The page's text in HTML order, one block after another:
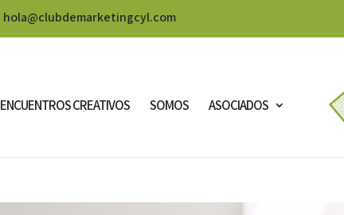
hola@clubdemarketingcyl.com
ENCUENTROS CREATIVOS SOMOS ASOCIADOS